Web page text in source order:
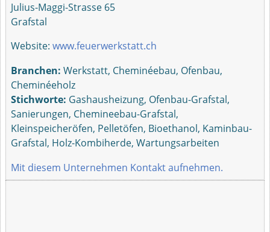
Julius-Maggi-Strasse 65
Grafstal
Website: www.feuerwerkstatt.ch
Branchen: Werkstatt, Cheminéebau, Ofenbau,
Cheminéeholz
Stichworte: Gashausheizung, Ofenbau-Grafstal,
Sanierungen, Chemineebau-Grafstal,
Kleinspeicheröfen, Pelletöfen, Bioethanol, Kaminbau-
Grafstal, Holz-Kombiherde, Wartungsarbeiten
Mit diesem Unternehmen Kontakt aufnehmen.